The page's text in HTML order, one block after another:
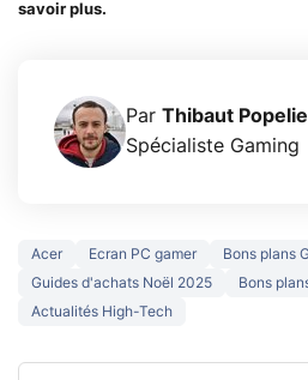
savoir plus.
Par Thibaut
Spécialiste Gaming
Acer Ecran PC gamer
Bons plans
Guides d'achats Noël 2025
Bons
Actualités High-Tech